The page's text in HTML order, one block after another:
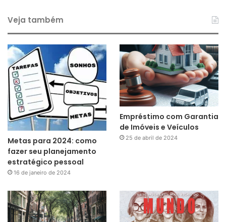
Veja também
Metas para 2024: como
fazer seu planejamento
estratégico pessoal
16 de janeiro de 2024
Empréstimo com Garantia
de Imóveis e Veículos
25 de abril de 2024